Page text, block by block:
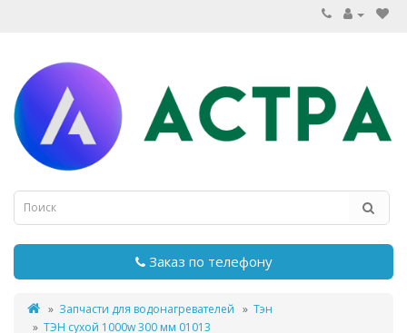
Заказ по телефону
Запчасти для водонагревателей
Тэн
ТЭН сухой 1000w 300 мм 01013